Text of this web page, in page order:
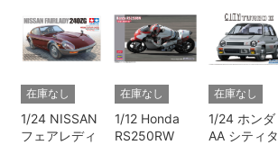
在庫なし
1/24 NISSAN
フェアレディ
在庫なし
1/12 Honda
RS250RW
在庫なし
1/24 ホンダ
AA シティタ